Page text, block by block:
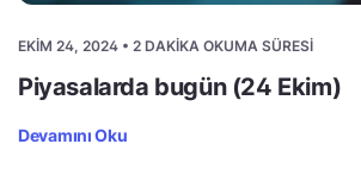
EKIM 24, 2024 • 2 DAKIKA OKUMA SÜRESI
Piyasalarda bugün (24 Ekim)
Devamını Oku